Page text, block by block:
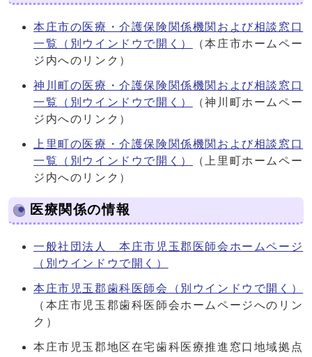
本庄市の医療・介護保険関係機関および相談窓口
一覧
（別ウインドウで開く）
（本庄市ホームペー
ジ内へのリンク）
神川町の医療・介護保険関係機関および相談窓口
一覧
（別ウインドウで開く）
（神川町ホームペー
ジ内へのリンク）
上里町の医療・介護保険関係機関および相談窓口
一覧
（別ウインドウで開く）
（上里町ホームペー
ジ内へのリンク）
医療関係の情報
一般社団法人 本庄市児玉郡医師会ホームページ
（別ウインドウで開く）
本庄市児玉郡歯科医師会
（別ウインドウで開く）
（本庄市児玉郡歯科医師会ホームページへのリン
ク）
本庄市児玉郡地区在宅歯科医療推進窓口地域拠点